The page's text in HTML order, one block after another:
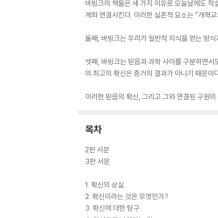
바빙크의 책들은 세 가지 이유로 오늘날에도
계와 연결시킨다. 이러한 실존적 요소는 『개혁
둘째, 바빙크는 우리가 일반적 지식을 얻는 방
셋째, 바빙크는 믿음과 과학 사이를 구분하면
의 최고의 확신은 증거의 결과가 아니기 때문
이러한 믿음의 확신, 그리고 그와 연결된 구원
목차
2판 서문
3판 서문
1. 확신의 상실
2. 확신이라는 것은 무엇인가?
3. 확신에 대한 탐구